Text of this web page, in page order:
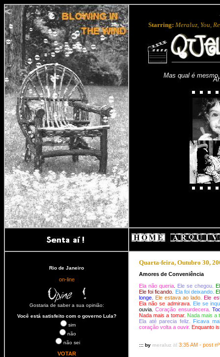
Starring: Meraluz, You,
Mas qual é mesmo
Rio de Janeiro
on-line
Gostaria de saber a sua opinião:
Você está satisfeito com o governo Lula?
sim
não
não sei
VOTAR
Quarta-feira, Outubro 30,
Amores de Conveniência
Ela não queria
Ele se chegou.
Ele foi ficando.
Ela foi deixando.
longe. Ele estava ao lado.
Ele
Ela não se admirava.
Ele se
ouvia.
Coração ensurdecera.
Nada mais a tomar. Nada mais a
Ela até parecia feliz.
Ficava
coração volta a ouvir. Enquanto
::: by meraluz at 3:35 AM - post nº